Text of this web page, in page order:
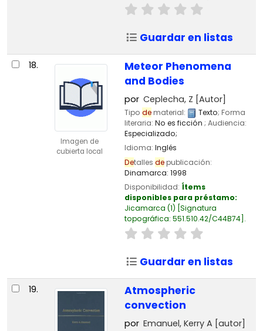
Guardar en listas
18.
Imagen de
cubierta local
Meteor Phenomena
and Bodies
por Ceplecha, Z [Autor]
Tipo dematerial: Texto; Forma
literaria: No es ficción ; Audiencia:
Especializado;
Idioma: Inglés
Detalles depublicación:
Dinamarca: 1998
Disponibilidad: Ítems
disponibles para préstamo:
Jicamarca (1) Signatura
topográfica: 551.510.42/C44B74 .
Guardar en listas
19.
Atmospheric
convection
por Emanuel, Kerry A [autor]